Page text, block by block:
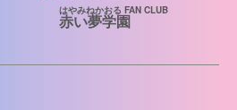
はやみねかおる FAN CLUB
赤い夢学園